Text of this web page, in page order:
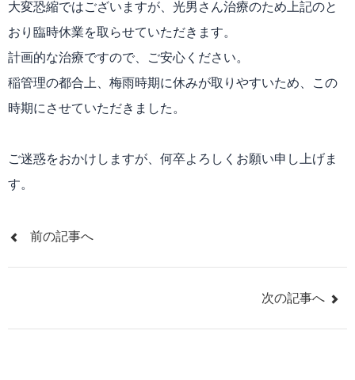
大変恐縮ではございますが、光男さん治療のため上記のと
おり臨時休業を取らせていただきます。
計画的な治療ですので、ご安心ください。
稲管理の都合上、梅雨時期に休みが取りやすいため、この
時期にさせていただきました。
ご迷惑をおかけしますが、何卒よろしくお願い申し上げま
す。
前の記事へ
次の記事へ